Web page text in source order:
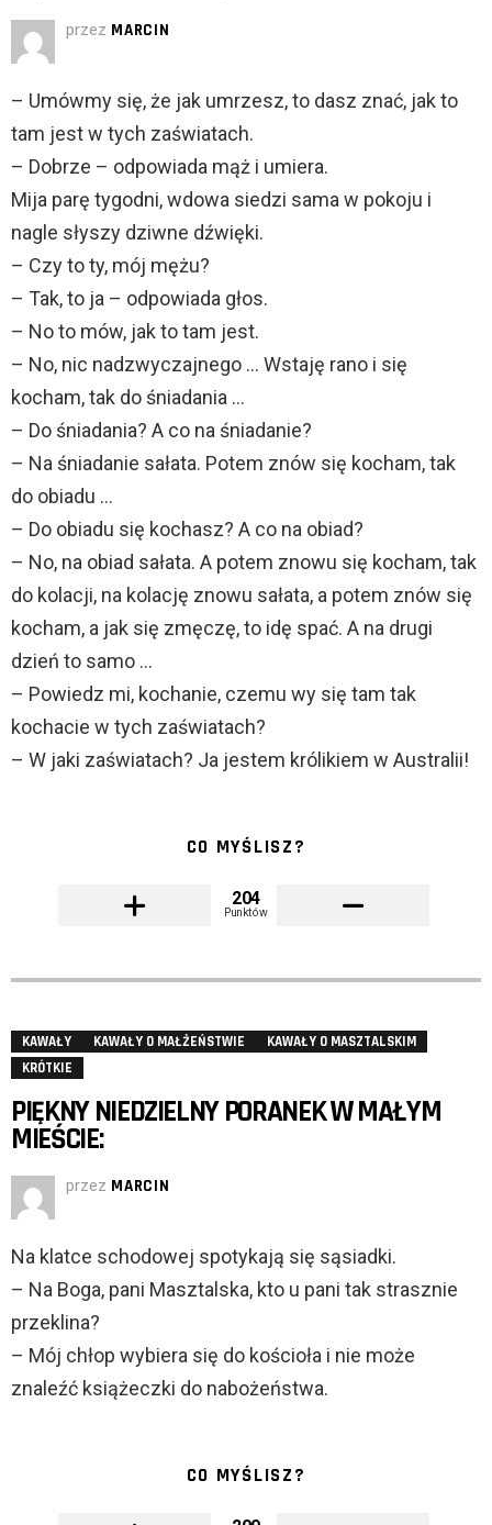
przez MARCIN
– Umówmy się, że jak umrzesz, to dasz znać, jak to
tam jest w tych zaświatach.
– Dobrze – odpowiada mąż i umiera.
Mija parę tygodni, wdowa siedzi sama w pokoju i
nagle słyszy dziwne dźwięki.
– Czy to ty, mój mężu?
– Tak, to ja – odpowiada głos.
– No to mów, jak to tam jest.
– No, nic nadzwyczajnego … Wstaję rano i się
kocham, tak do śniadania …
– Do śniadania? A co na śniadanie?
– Na śniadanie sałata. Potem znów się kocham, tak
do obiadu …
– Do obiadu się kochasz? A co na obiad?
– No, na obiad sałata. A potem znowu się kocham, tak
do kolacji, na kolację znowu sałata, a potem znów się
kocham, a jak się zmęczę, to idę spać. A na drugi
dzień to samo …
– Powiedz mi, kochanie, czemu wy się tam tak
kochacie w tych zaświatach?
– W jaki zaświatach? Ja jestem królikiem w Australii!
CO MYŚLISZ?
204
Punktów
KAWAŁY KAWAŁY O MAŁŻEŃSTWIE
KAWAŁY O MASZTALSKIM
KRÓTKIE
PIĘKNY NIEDZIELNY PORANEK W MAŁYM
MIEŚCIE:
przez MARCIN
Na klatce schodowej spotykają się sąsiadki.
– Na Boga, pani Masztalska, kto u pani tak strasznie
przeklina?
– Mój chłop wybiera się do kościoła i nie może
znaleźć książeczki do nabożeństwa.
CO MYŚLISZ?